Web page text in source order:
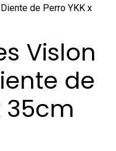
de Perro YKK x
Vislon
de
35cm